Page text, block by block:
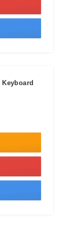
Keyboard